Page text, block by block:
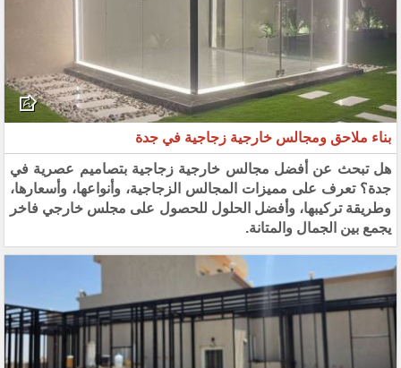
بناء ملاحق ومجالس خارجية زجاجية في جدة
هل تبحث عن أفضل مجالس خارجية زجاجية بتصاميم عصرية في
جدة؟ تعرف على مميزات المجالس الزجاجية، وأنواعها، وأسعارها،
وطريقة تركيبها، وأفضل الحلول للحصول على مجلس خارجي فاخر
يجمع بين الجمال والمتانة.